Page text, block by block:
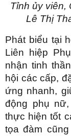
Tỉnh ủy viên,
Lê Thị
Phát biểu tại
Liên hiệp
nhận tinh
hội các cấp,
ứng nhanh,
động phụ
thực hiện tốt
tọa đàm